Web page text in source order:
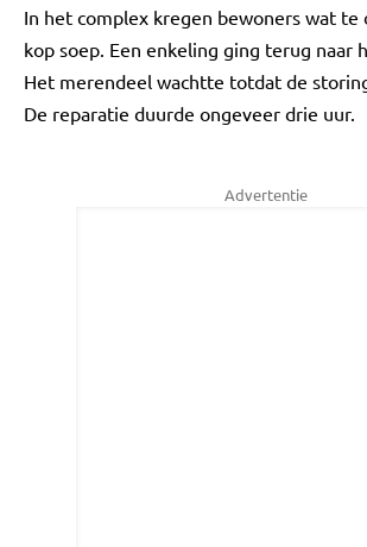
In het complex kregen bewoners wat te
kop soep. Een enkeling ging terug naar
Het merendeel wachtte totdat de
De reparatie duurde ongeveer drie uur.
Advertentie